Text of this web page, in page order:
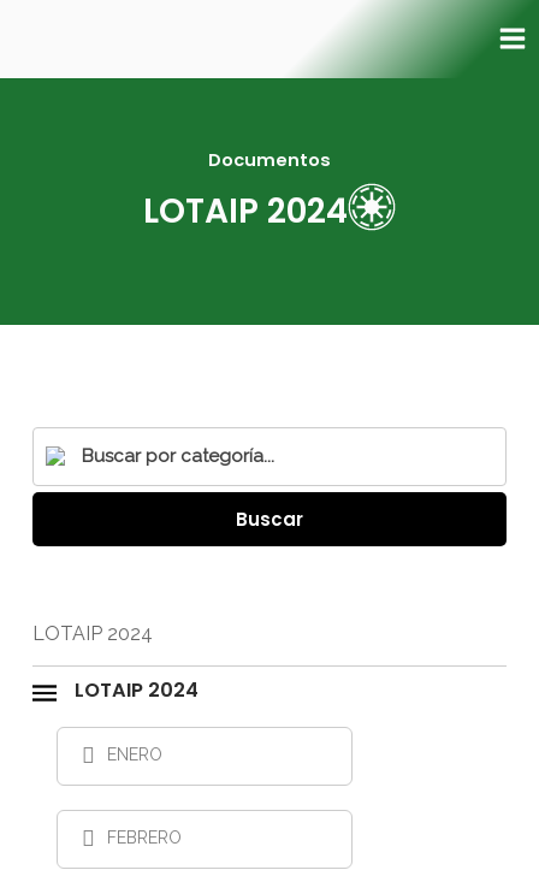
Documentos
LOTAIP 2024
Buscar
LOTAIP 2024
LOTAIP 2024
ENERO
FEBRERO